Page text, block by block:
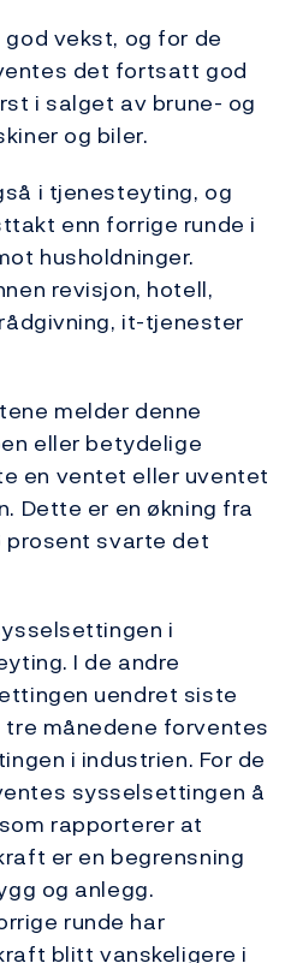
vekst, og for de
det fortsatt god
i salget av brune- og
og biler.
i tjenesteyting, og
enn forrige runde i
husholdninger.
revisjon, hotell,
it-tjenester
melder denne
eller betydelige
en ventet eller uventet
Dette er en økning fra
prosent svarte det
i
I de andre
uendret siste
månedene forventes
i industrien. For de
sysselsettingen å
rapporterer at
er en begrensning
og anlegg.
runde har
blitt vanskeligere i